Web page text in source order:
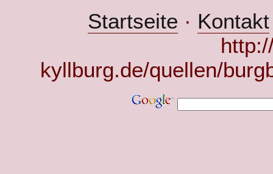
Startseite · Kontakt
kyllburg.de/quellen/